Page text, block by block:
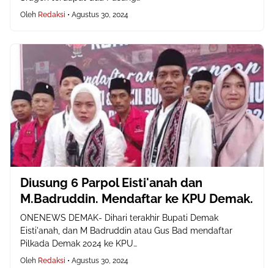
Oleh Redaksi • Agustus 30, 2024
Diusung 6 Parpol Eisti'anah dan
M.Badruddin. Mendaftar ke KPU Demak.
ONENEWS DEMAK- Dihari terakhir Bupati Demak
Eisti'anah, dan M Badruddin atau Gus Bad mendaftar
Pilkada Demak 2024 ke KPU…
Oleh Redaksi • Agustus 30, 2024